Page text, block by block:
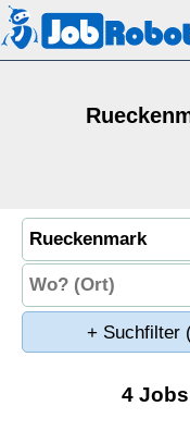
+ Suchfilter
4